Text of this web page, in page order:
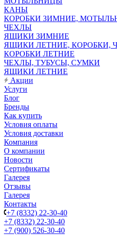
КАНЫ
КОРОБКИ ЗИМНИЕ,
ЧЕХЛЫ
ЯЩИКИ ЗИМНИЕ
ЯЩИКИ ЛЕТНИЕ, КОРОБКИ,
КОРОБКИ ЛЕТНИЕ
ЧЕХЛЫ, ТУБУСЫ, СУМКИ
ЯЩИКИ ЛЕТНИЕ
Акции
Услуги
Блог
Бренды
Как купить
Условия оплаты
Условия доставки
Компания
О компании
Новости
Сертификаты
Галерея
Отзывы
Галерея
Контакты
+7 (8332) 22-30-40
+7 (8332) 22-30-40
+7 (900) 526-30-40